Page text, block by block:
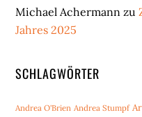
Michael Achermann zu
Jahres 2025
SCHLAGWÖRTER
Andrea O'Brien Andrea Stumpf